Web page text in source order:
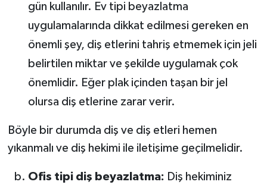
gün kullanılır. Ev tipi beyazlatma
uygulamalarında dikkat edilmesi gereken en
önemli şey, diş etlerini tahriş etmemek için jeli
belirtilen miktar ve şekilde uygulamak çok
önemlidir. Eğer plak içinden taşan bir jel
olursa diş etlerine zarar verir.
Böyle bir durumda diş ve diş etleri hemen
yıkanmalı ve diş hekimi ile iletişime geçilmelidir.
Ofis tipi diş beyazlatma: Diş hekiminiz